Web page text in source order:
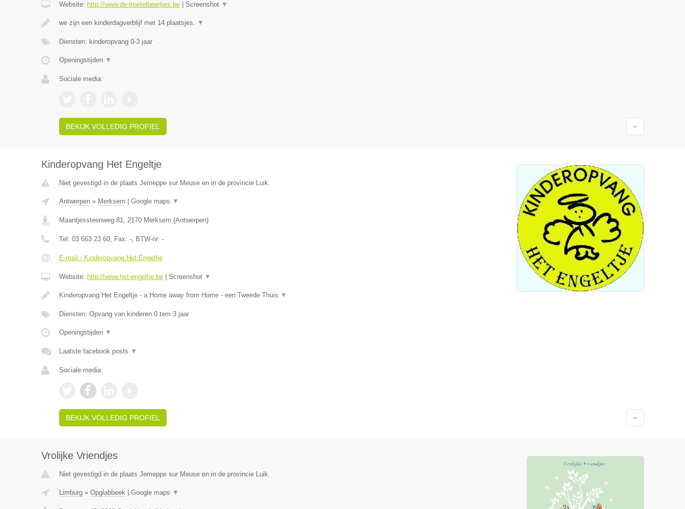
Website: http://www.de-troetelbeertjes.be| Screenshot ▼
we zijn een kinderdagverblijf met 14 plaatsjes. ▼
Diensten: kinderopvang 0-3 jaar
Openingstijden ▼
Sociale media:
BEKIJK VOLLEDIG PROFIEL
Kinderopvang Het Engeltje
Niet gevestigd in de plaats Jemeppe sur Meuse en in de provincie Luik.
Antwerpen» Merksem Google maps ▼
Maantjessteenweg 81, 2170 Merksem (Antwerpen)
Tel: 03 663 23 60, Fax: -, BTW-nr: -
E-mail › Kinderopvang Het Engeltje
Website: http://www.het-engeltje.be| Screenshot ▼
Kinderopvang Het Engeltje - a Home away from Home - een Tweede Thuis ▼
Diensten: Opvang van kinderen 0 tem 3 jaar
Openingstijden ▼
Laatste facebook posts ▼
Sociale media:
BEKIJK VOLLEDIG PROFIEL
Vrolijke Vriendjes
Niet gevestigd in de plaats Jemeppe sur Meuse en in de provincie Luik.
Limburg» Opglabbeek| Google maps ▼